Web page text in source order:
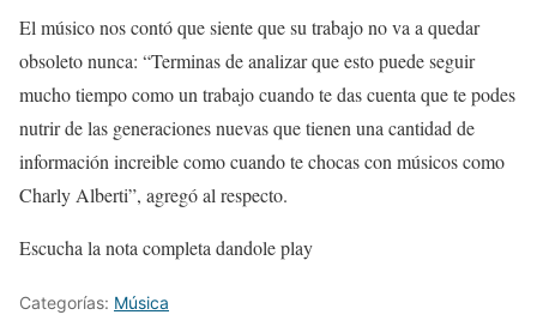
El músico nos contó que siente que su trabajo no va a quedar
obsoleto nunca: “Terminas de analizar que esto puede seguir
mucho tiempo como un trabajo cuando te das cuenta que te podes
nutrir de las generaciones nuevas que tienen una cantidad de
información increible como cuando te chocas con músicos como
Charly Alberti”, agregó al respecto.
Escucha la nota completa dandole play
Categorías: Música